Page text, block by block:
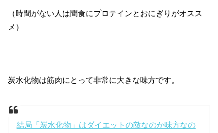
（時間がない人は間食にプロテインとおにぎりがオスス
メ）
炭水化物は筋肉にとって非常に大きな味方です。
結局「炭水化物」はダイエットの敵なのか味方なの